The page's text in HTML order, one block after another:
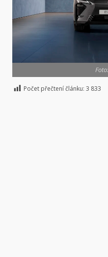
Počet přečtení článku: 3 833